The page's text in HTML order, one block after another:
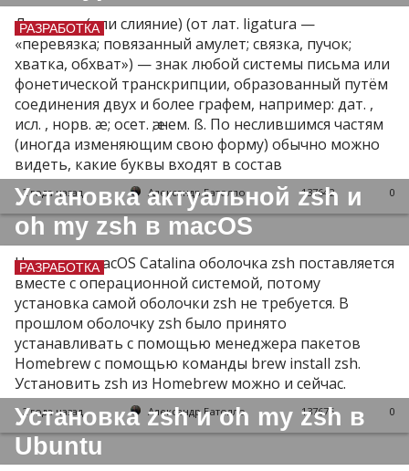
РАЗРАБОТКА
Лигатура (или слияние) (от лат. ligatura —
«перевязка; повязанный амулет; связка, пучок;
хватка, обхват») — знак любой системы письма или
фонетической транскрипции, образованный путём
соединения двух и более графем, например: дат. ,
исл. , норв. æ; осет. ӕ; нем. ß. По неслившимся частям
(иногда изменяющим свою форму) обычно можно
видеть, какие буквы входят в состав
2 года назад Александр Батолло 137642 0
Установка актуальной zsh и
oh my zsh в macOS
РАЗРАБОТКА
Начиная с macOS Catalina оболочка zsh поставляется
вместе с операционной системой, потому
установка самой оболочки zsh не требуется. В
прошлом оболочку zsh было принято
устанавливать с помощью менеджера пакетов
Homebrew с помощью команды brew install zsh.
Установить zsh из Homebrew можно и сейчас.
2 года назад Александр Батолло 137675 0
Установка zsh и oh my zsh в
Ubuntu